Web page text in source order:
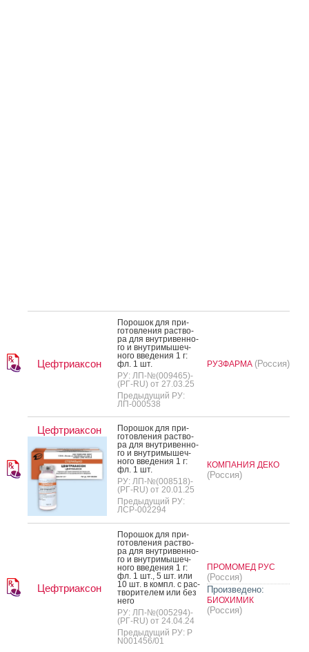
Цефтриаксон
По­рошок для при­
готов­ле­ния рас­тво­
ра для внут­ри­вен­но­
го и внут­ри­мышеч­
но­го вве­дения 1 г:
фл. 1 шт.
РУ: ЛП-№(009465)-
(РГ-RU) от 27.03.25
Предыдущий РУ:
ЛП-000538
РУЗФАРМА (Россия)
Цефтриаксон
По­рошок для при­
готов­ле­ния рас­тво­
ра для внут­ри­вен­но­
го и внут­ри­мышеч­
но­го вве­дения 1 г:
фл. 1 шт.
РУ: ЛП-№(008518)-
(РГ-RU) от 20.01.25
Предыдущий РУ:
ЛСР-002294
КОМПАНИЯ ДЕКО
(Россия)
Цефтриаксон
По­рошок для при­
готов­ле­ния рас­тво­
ра для внут­ри­вен­но­
го и внут­ри­мышеч­
но­го вве­дения 1 г:
фл. 1 шт., 5 шт. или
10 шт. в компл. с рас­
тво­рите­лем или без
не­го
РУ: ЛП-№(005294)-
(РГ-RU) от 24.04.24
Предыдущий РУ: Р
N001456/01
ПРОМОМЕД РУС
(Россия)
Произведено:
БИОХИМИК
(Россия)